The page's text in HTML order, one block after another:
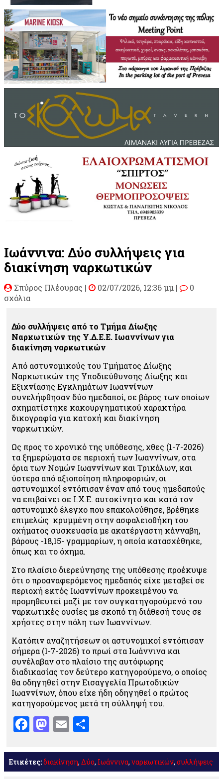
Ιωάννινα: Δύο συλλήψεις για
διακίνηση ναρκωτικών
Σπύρος Πλέουρας | 02/07/2026, 12:36 μμ |
0
σχόλια
Δύο συλλήψεις από το Τμήμα Δίωξης
Ναρκωτικών της Υ.Δ.Ε.Ε. Ιωαννίνων για
διακίνηση ναρκωτικών
Από αστυνομικούς του Τμήματος Δίωξης
Ναρκωτικών της Υποδιεύθυνσης Δίωξης και
Εξιχνίασης Εγκλημάτων Ιωαννίνων
συνελήφθησαν δύο ημεδαποί, σε βάρος των οποίων
σχηματίστηκε κακουργηματικού χαρακτήρα
δικογραφία για κατοχή και διακίνηση
ναρκωτικών.
Ως προς το χρονικό της υπόθεσης, χθες (1-7-2026)
τα ξημερώματα σε περιοχή των Ιωαννίνων, στα
όρια των Νομών Ιωαννίνων και Τρικάλων, και
ύστερα από αξιοποίηση πληροφοριών, οι
αστυνομικοί εντόπισαν έναν από τους ημεδαπούς
να επιβαίνει σε Ι.Χ.Ε. αυτοκίνητο και κατά τον
αστυνομικό έλεγχο που επακολούθησε, βρέθηκε
επιμελώς κρυμμένη στην ασφαλειοθήκη του
οχήματος συσκευασία με ακατέργαστη κάνναβη,
βάρους -18,15- γραμμαρίων, η οποία κατασχέθηκε,
όπως και το όχημα.
Στο πλαίσιο διερεύνησης της υπόθεσης προέκυψε
ότι ο προαναφερόμενος ημεδαπός είχε μεταβεί σε
περιοχή εκτός Ιωαννίνων προκειμένου να
προμηθευτεί μαζί με τον συγκατηγορούμενό του
ναρκωτικές ουσίες με σκοπό τη διάθεσή τους σε
χρήστες στην πόλη των Ιωαννίνων.
Κατόπιν αναζητήσεων οι αστυνομικοί εντόπισαν
σήμερα (1-7-2026) το πρωί στα Ιωάννινα και
συνέλαβαν στο πλαίσιο της αυτόφωρης
διαδικασίας τον δεύτερο κατηγορούμενο, ο οποίος
θα οδηγηθεί στην Εισαγγελία Πρωτοδικών
Ιωαννίνων, όπου είχε ήδη οδηγηθεί ο πρώτος
κατηγορούμενος μετά τη σύλληψή του.
Facebook
Mastodon
Email
Ετικέτες:διακίνηση, Δύο, Ιωάννινα, ναρκωτικών, συλλήψεις